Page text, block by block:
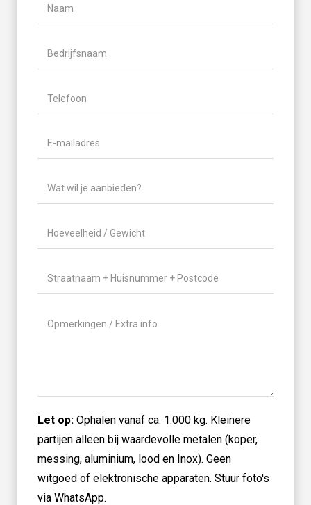
Bedrijfsnaam
Telefoon
mailadres(Vereist)
Wat
wil
aanbieden?
Hoeveelheid
/
Locatie(Vereist)
Let op: Ophalen vanaf ca. 1.000 kg. Kleinere
partijen alleen bij waardevolle metalen (koper,
messing, aluminium, lood en Inox). Geen
witgoed of elektronische apparaten. Stuur foto's
via WhatsApp.